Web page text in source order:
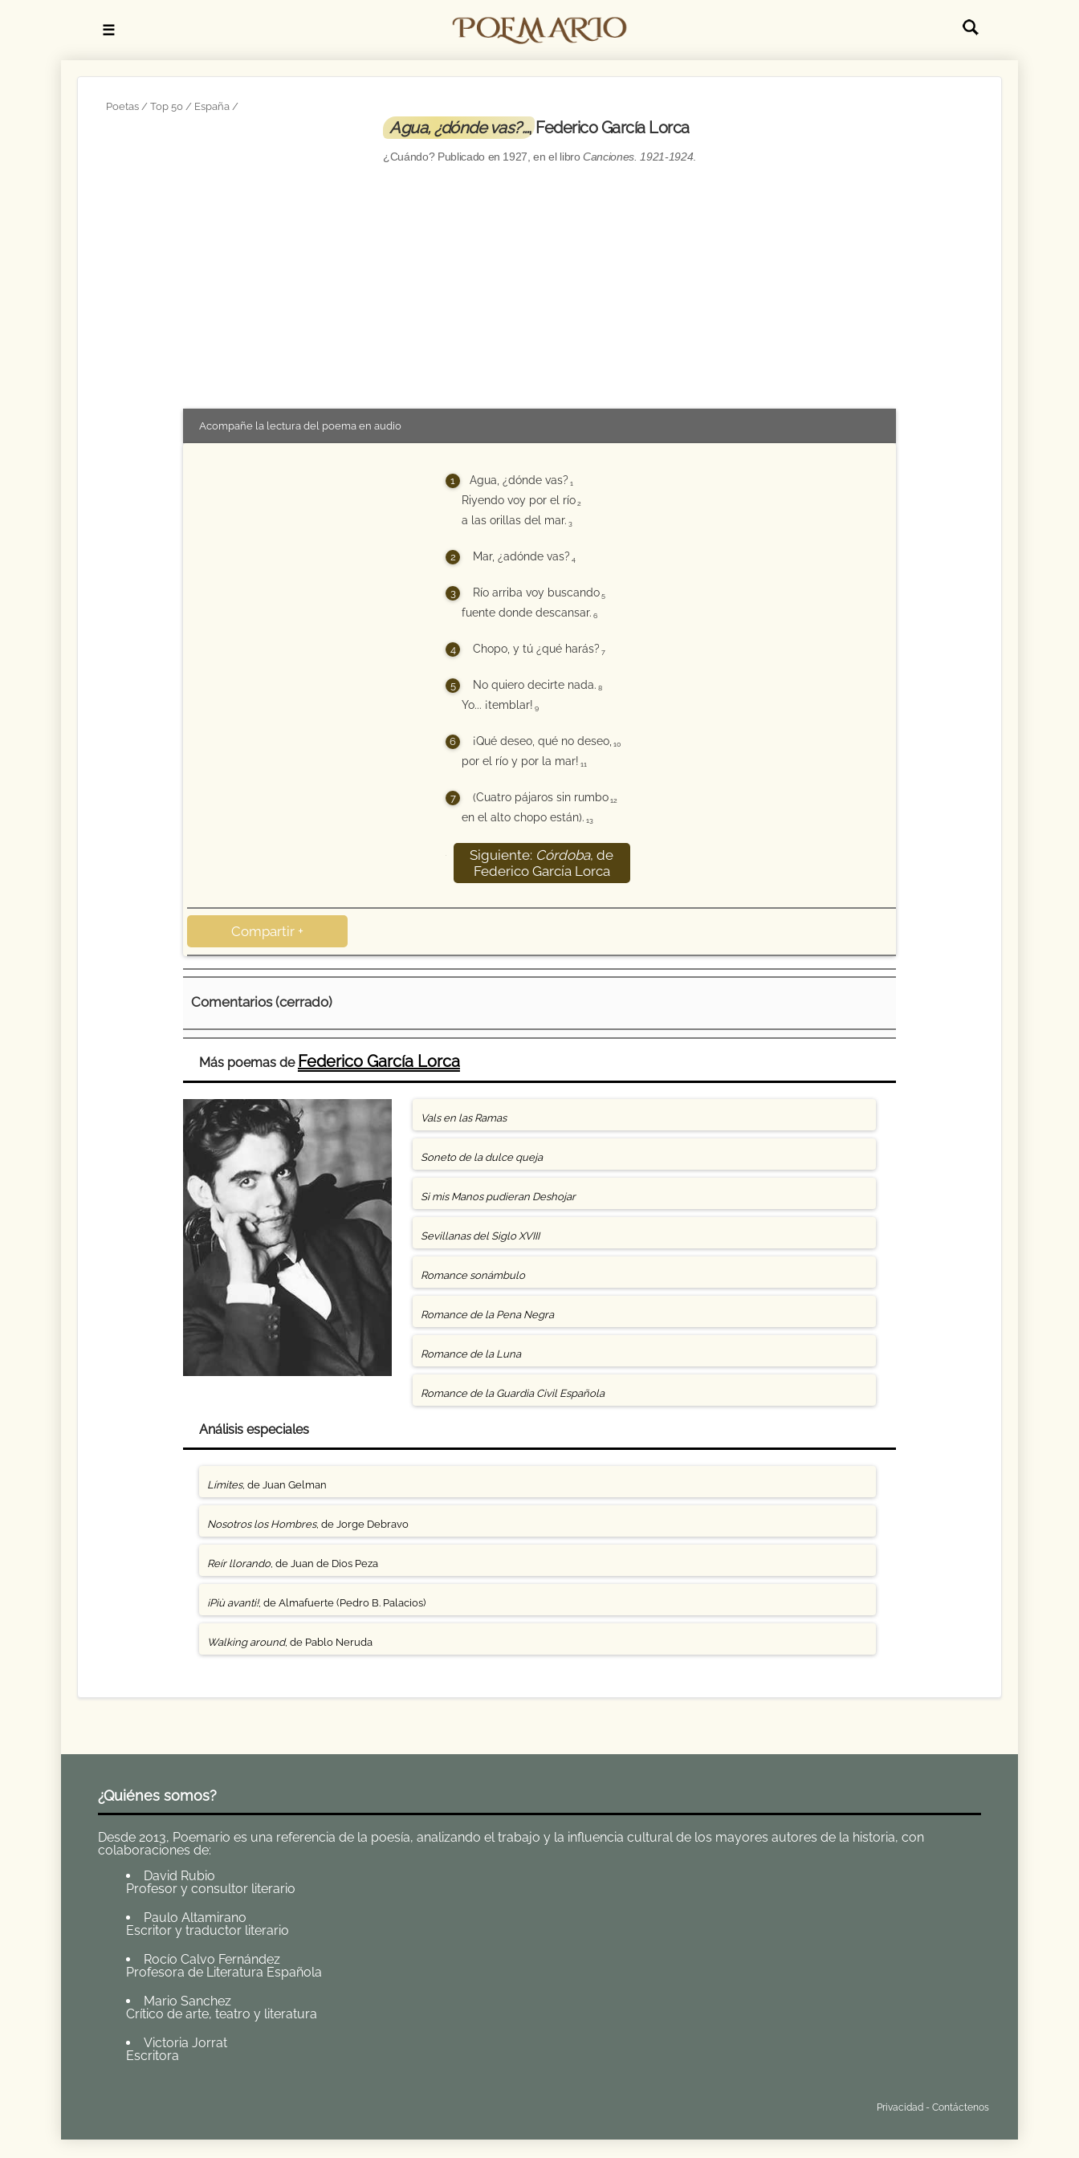
☰
Poetas Top 50 España
Agua, ¿dónde vas?…, Federico García Lorca
¿Cuándo? Publicado en 1927 , en el libroCanciones. 1921-1924.
Acompañe la lectura del poema en audio
Agua, ¿dónde vas? 1
Riyendo voy por el río 2
a las orillas del mar. 3
Mar, ¿adónde vas? 4
Río arriba voy buscando 5
fuente donde descansar. 6
Chopo, y tú ¿qué harás? 7
No quiero decirte nada. 8
Yo... ¡temblar! 9
¡Qué deseo, qué no deseo, 10
por el río y por la mar! 11
(Cuatro pájaros sin rumbo 12
en el alto chopo están). 13
Siguiente: Córdoba, de
Federico García Lorca
Compartir +
Comentarios (cerrado)
Más poemas de Federico García Lorca
Vals en las Ramas
Soneto de la dulce queja
Si mis Manos pudieran Deshojar
Sevillanas del Siglo XVIII
Romance sonámbulo
Romance de la Pena Negra
Romance de la Luna
Romance de la Guardia Civil Española
Análisis especiales
Límites, de Juan Gelman
Nosotros los Hombres, de Jorge Debravo
Reír llorando, de Juan de Dios Peza
¡Più avanti!, de Almafuerte (Pedro B. Palacios)
Walking around, de Pablo Neruda
¿Quiénes somos?
Desde 2013, Poemario es una referencia de la poesía, analizando el trabajo y la influencia cultural de los mayores autores de la historia, con
colaboraciones de:
David Rubio
Profesor y consultor literario
Paulo Altamirano
Escritor y traductor literario
Rocío Calvo Fernández
Profesora de Literatura Española
Mario Sanchez
Crítico de arte, teatro y literatura
Victoria Jorrat
Escritora
Privacidad -Contáctenos